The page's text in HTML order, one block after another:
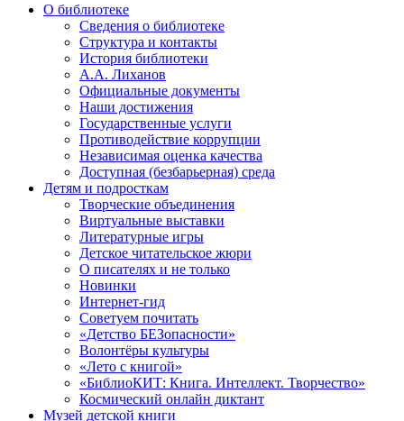
О библиотеке
Сведения о библиотеке
Структура и контакты
История библиотеки
А.А. Лиханов
Официальные документы
Наши достижения
Государственные услуги
Противодействие коррупции
Независимая оценка качества
Доступная (безбарьерная) среда
Детям и подросткам
Творческие объединения
Виртуальные выставки
Литературные игры
Детское читательское жюри
О писателях и не только
Новинки
Интернет-гид
Советуем почитать
«Детство БЕЗопасности»
Волонтёры культуры
«Лето с книгой»
«БиблиоКИТ: Книга. Интеллект. Творчество»
Космический онлайн диктант
Музей детской книги